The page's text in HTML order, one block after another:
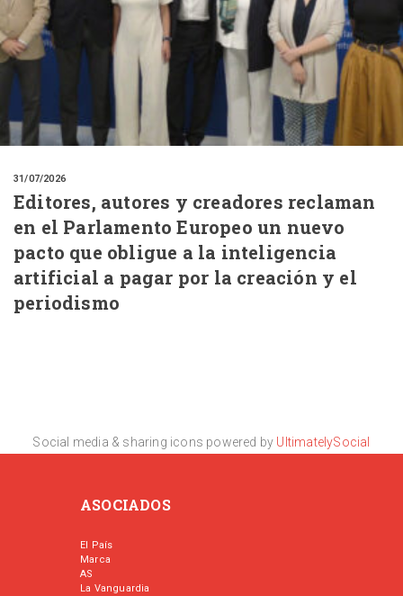
31/07/2026
Editores, autores y creadores reclaman
en el Parlamento Europeo un nuevo
pacto que obligue a la inteligencia
artificial a pagar por la creación y el
periodismo
Social media & sharing icons powered by UltimatelySocial
ASOCIADOS
El País
Marca
AS
La Vanguardia